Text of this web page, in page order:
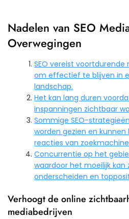
Nadelen van SEO
Overwegingen
SEO vereist
om effectief te blijven in
landschap.
Het kan lang duren
inspanningen zichtbaar
Sommige SEO-
worden gezien en
reacties van
Concurrentie op het
waardoor het moeilijk kan
onderscheiden en
Verhoogt de online
mediabedrijven